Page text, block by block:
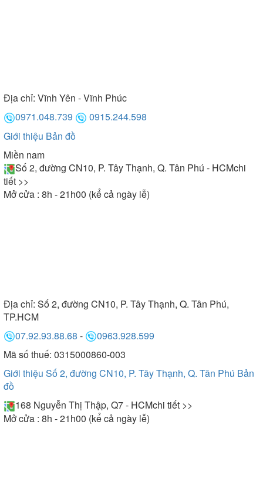
Địa chỉ: Vĩnh Yên - Vĩnh Phúc
0971.048.739
0915.244.598
Giới thiệu Bản đồ
Miền nam
Số 2, đường CN10, P. Tây Thạnh, Q. Tân Phú - HCMchi
tiết >>
Mở cửa : 8h - 21h00 (kể cả ngày lễ)
Địa chỉ: Số 2, đường CN10, P. Tây Thạnh, Q. Tân Phú,
TP.HCM
07.92.93.88.68 -
0963.928.599
Mã số thuế: 0315000860-003
Giới thiệu Số 2, đường CN10, P. Tây Thạnh, Q. Tân Phú Bản
đồ
168 Nguyễn Thị Thập, Q7 - HCMchi tiết >>
Mở cửa : 8h - 21h00 (kể cả ngày lễ)